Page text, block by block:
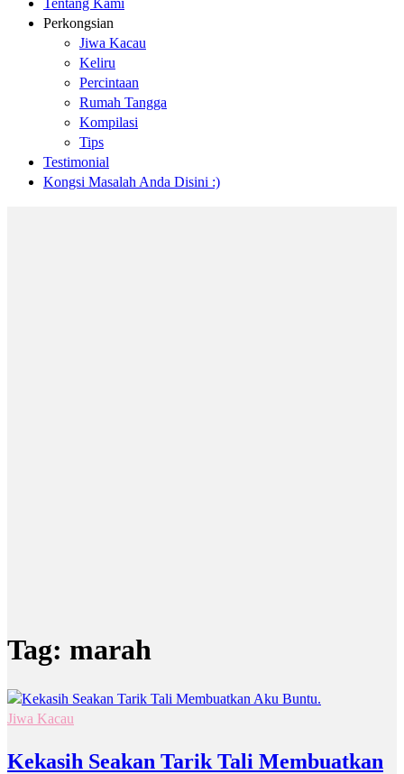
Tentang Kami
Perkongsian
Jiwa Kacau
Keliru
Percintaan
Rumah Tangga
Kompilasi
Tips
Testimonial
Kongsi Masalah Anda Disini :)
Tag: marah
Jiwa Kacau
Kekasih Seakan Tarik Tali Membuatkan